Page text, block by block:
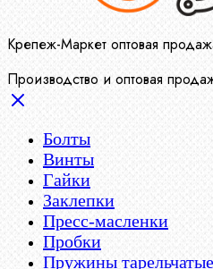
Крепеж-Маркет оптовая
Производство и оптовая
Болты
Винты
Гайки
Заклепки
Пресс-масленки
Пробки
Пружины тарельчатые